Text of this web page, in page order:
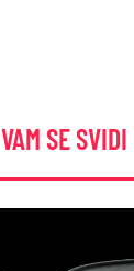
SE SVIDI